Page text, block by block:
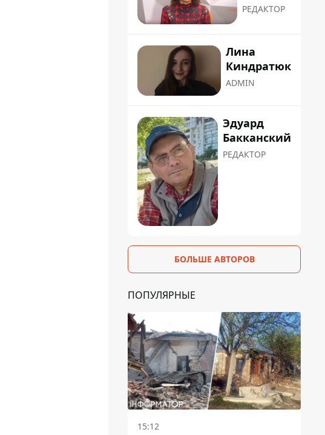
РЕДАКТОР
Лина
Киндратюк
ADMIN
Эдуард
Бакканский
РЕДАКТОР
БОЛЬШЕ АВТОРОВ
ПОПУЛЯРНЫЕ
15:12